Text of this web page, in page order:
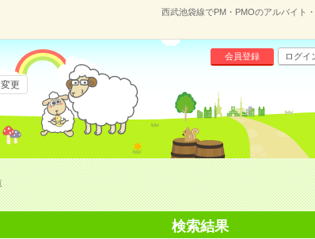
西武池袋線でPM・PMOのアルバイト
会員登録 ログイ
更
検索結果